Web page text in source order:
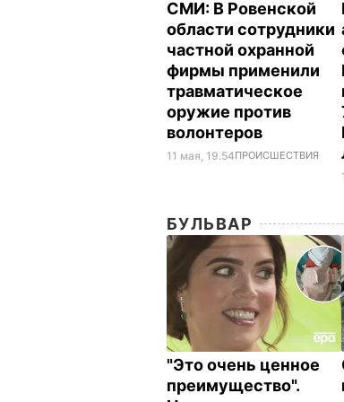
СМИ: В Ровенской
области сотрудники
частной охранной
фирмы применили
травматическое
оружие против
волонтеров
11 мая, 19.54ПРОИСШЕСТВИЯ
БУЛЬВАР
"Это очень ценное
преимущество".